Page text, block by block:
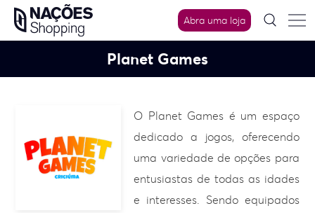
Skip
content
Abra uma loja
Planet Games
O Planet Games é um espaço
dedicado a jogos, oferecendo
uma variedade de opções para
entusiastas de todas as idades
e interesses. Sendo equipados